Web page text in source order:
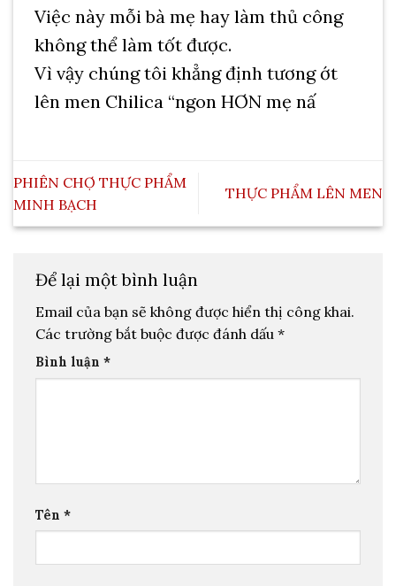
Việc này mỗi bà mẹ hay làm thủ công
không thể làm tốt được.
Vì vậy chúng tôi khẳng định tương ớt
lên men Chilica “ngon HƠN mẹ nấ
PHIÊN CHỢ THỰC PHẨM
MINH BẠCH
THỰC PHẨM LÊN MEN
Để lại một bình luận
Email của bạn sẽ không được hiển thị công khai.
Các trường bắt buộc được đánh dấu *
Bình luận *
Tên *